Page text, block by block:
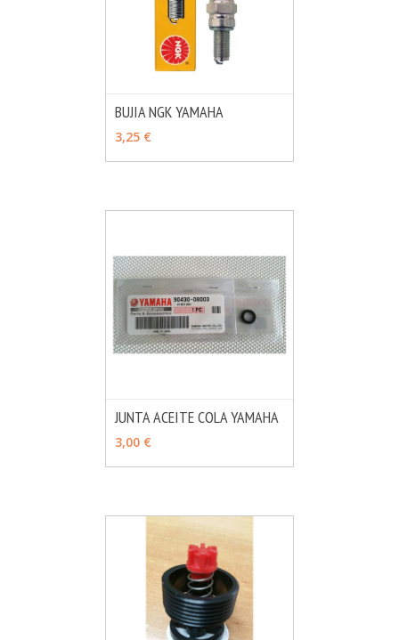
BUJIA NGK YAMAHA
3,25 €
JUNTA ACEITE COLA YAMAHA
3,00 €